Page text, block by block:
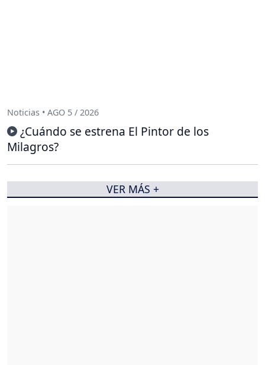
Noticias • AGO 5 / 2026
¿Cuándo se estrena El Pintor de los
Milagros?
VER MÁS +